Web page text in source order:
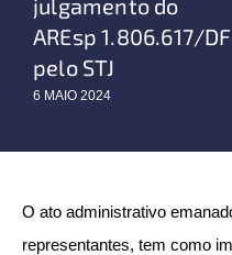
julgamento do
AREsp 1.806.617/DF
pelo STJ
6 MAIO 2024
O ato administrativo
representantes, tem como